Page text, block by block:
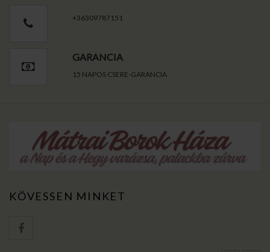
+36309787151
GARANCIA
15 NAPOS CSERE-GARANCIA
KÖVESSEN MINKET